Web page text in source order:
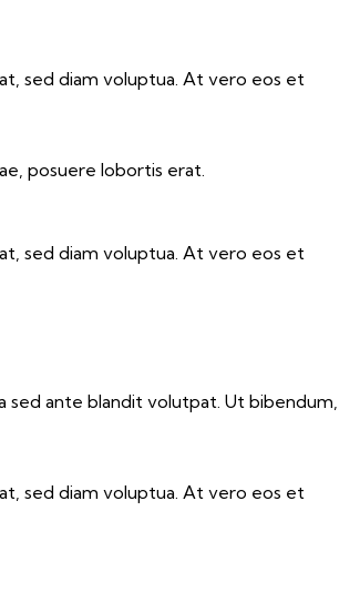
sed diam voluptua. At vero eos et
posuere lobortis erat.
sed diam voluptua. At vero eos et
sed ante blandit volutpat. Ut bibendum,
sed diam voluptua. At vero eos et